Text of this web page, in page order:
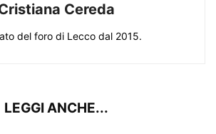
Cereda
del foro di Lecco dal 2015.
LEGGI ANCHE...